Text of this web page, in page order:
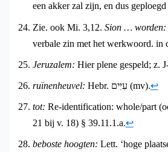
een akker zal zijn, en dus
Zie. ook Mi. 3,12. Sion … worden:
verbale zin met het werkwoord. in
Jeruzalem: Hier plene gespeld; z.
ruïnenheuvel:
Hebr. עִיִּים (mv).↩︎
tot: Re-identification: whole/part
21 bij v. 18) § 39.11.1.a.↩︎
beboste hoogten: Lett. ‘hoge